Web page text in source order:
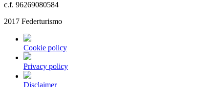
c.f. 96269080584
2017 Federturismo
Cookie policy
Privacy policy
Disclaimer